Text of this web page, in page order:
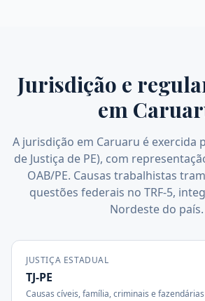
Jurisdição e
em
A jurisdição em Caruaru é exercida
de Justiça de PE), com
OAB/PE. Causas trabalhistas
questões federais no TRF-5,
Nordeste do país.
JUSTIÇA ESTADUAL
TJ-PE
Causas cíveis, família, criminais e